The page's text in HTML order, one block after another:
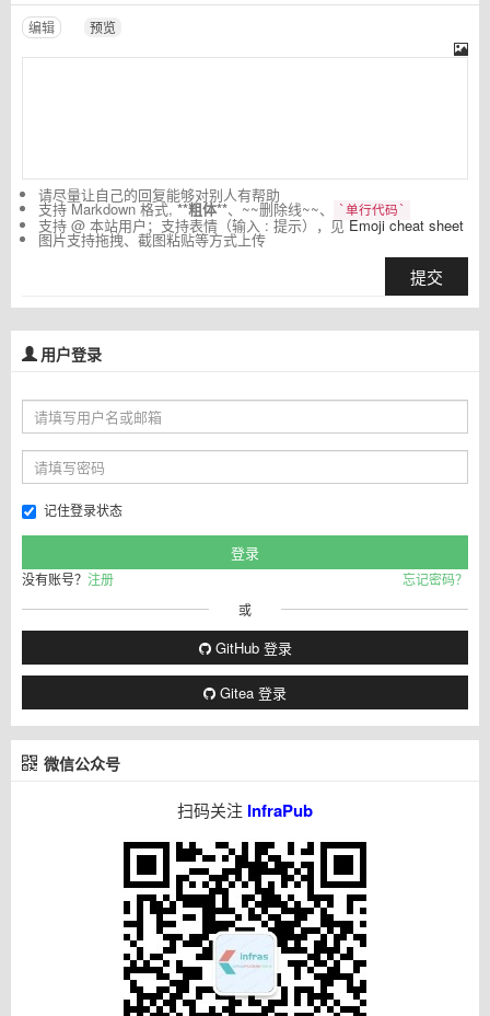
编辑 预览
请尽量让自己的回复能够对别人有帮助
支持 Markdown 格式,**粗体**、~~删除线~~、 `单行代码`
支持 @ 本站用户；支持表情（输入 : 提示），见 Emoji cheat sheet
图片支持拖拽、截图粘贴等方式上传
提交
用户登录
记住登录状态
没有账号？ 注册
忘记密码？
或
GitHub 登录
Gitea 登录
微信公众号
扫码关注 InfraPub